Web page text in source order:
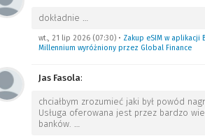
dokładnie …
wt., 21 lip 2026 (07:30)• Zakup eSIM w aplikacji
Millennium wyróżniony przez Global Finance
Jas Fasola:
chciałbym zrozumieć jaki był powód
Usługa oferowana jest przez bardzo
banków. …